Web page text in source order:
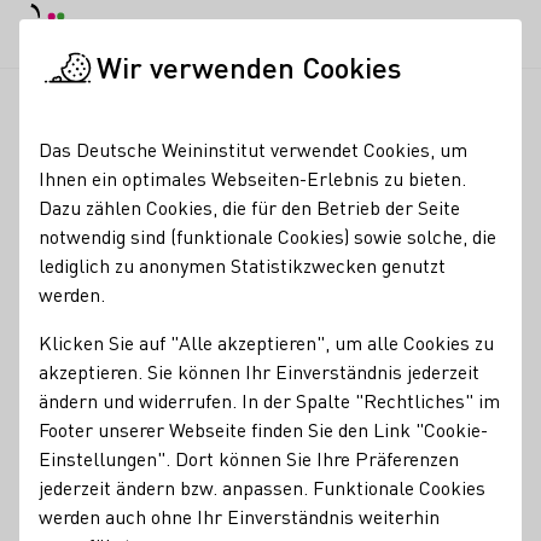
Schwimmende
Weinprobe auf der Nahe
Registrierung erforderlich
Beginn: 15:00 Uhr – Brückenhäuser Bad Kreuznach
Lassen Sie sich treiben auf derNaheund erleben Sie einen
Nachmittag vollersommerlicher Leichtigkeit und Genuss
Auf der schwimmenden Tafel desKahnMaranerwarten Sie
erleseneSommerweineund fein abgestimmte
Köstlichkeiten – ein Fest für alle Sinne, umgeben vom
Wir verwenden Cookies
Das Deutsche Weininstitut verwendet Cookies, um
Ihnen ein optimales Webseiten-Erlebnis zu bieten.
Dazu zählen Cookies, die für den Betrieb der Seite
notwendig sind (funktionale Cookies) sowie solche, die
lediglich zu anonymen Statistikzwecken genutzt
werden.
Klicken Sie auf "Alle akzeptieren", um alle Cookies zu
akzeptieren. Sie können Ihr Einverständnis jederzeit
ändern und widerrufen. In der Spalte "Rechtliches" im
Footer unserer Webseite finden Sie den Link "Cookie-
Einstellungen". Dort können Sie Ihre Präferenzen
jederzeit ändern bzw. anpassen. Funktionale Cookies
werden auch ohne Ihr Einverständnis weiterhin